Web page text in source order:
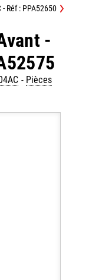
-
- Pièces
Réf : PPA52650